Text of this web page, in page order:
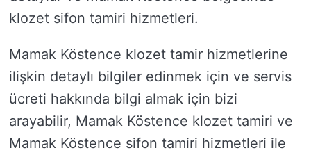
klozet sifon tamiri hizmetleri.
Mamak Köstence klozet tamir hizmetlerine
ilişkin detaylı bilgiler edinmek için ve servis
ücreti hakkında bilgi almak için bizi
arayabilir, Mamak Köstence klozet tamiri ve
Mamak Köstence sifon tamiri hizmetleri ile